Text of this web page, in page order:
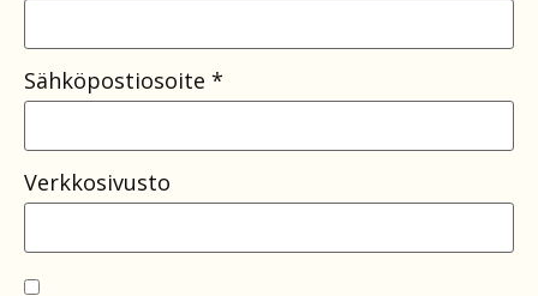
Sähköpostiosoite *
Verkkosivusto